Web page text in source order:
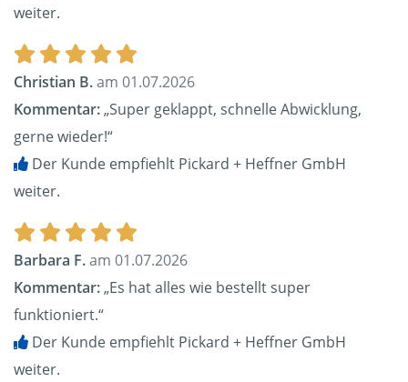
weiter.
Christian B.am 01.07.2026
Kommentar:„Super geklappt, schnelle Abwicklung,
gerne wieder!“
Der Kunde empfiehlt Pickard + Heffner GmbH
weiter.
Barbara F.am 01.07.2026
Kommentar:„Es hat alles wie bestellt super
funktioniert.“
Der Kunde empfiehlt Pickard + Heffner GmbH
weiter.